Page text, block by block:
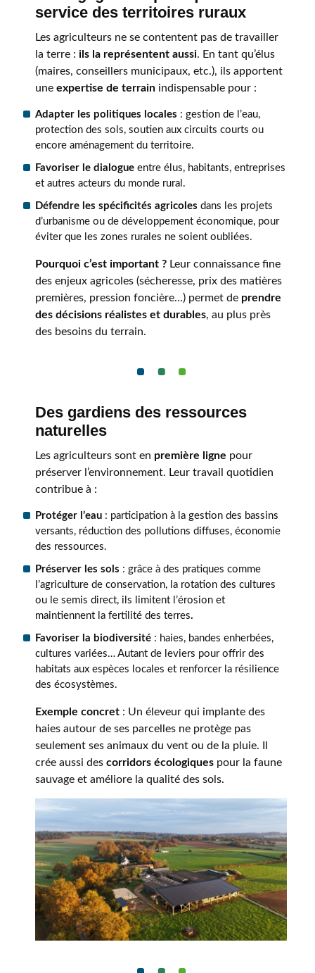
service des territoires ruraux
Les agriculteurs ne se contentent pas de travailler
la terre : ils la représentent aussi. En tant qu’élus
(maires, conseillers municipaux, etc.), ils apportent
une expertise de terrain indispensable pour :
Adapter les politiques locales : gestion de l’eau,
protection des sols, soutien aux circuits courts ou
encore aménagement du territoire.
Favoriser le dialogue entre élus, habitants, entreprises
et autres acteurs du monde rural.
Défendre les spécificités agricoles dans les projets
d’urbanisme ou de développement économique, pour
éviter que les zones rurales ne soient oubliées.
Pourquoi c’est important ? Leur connaissance fine
des enjeux agricoles (sécheresse, prix des matières
premières, pression foncière…) permet de prendre
des décisions réalistes et durables, au plus près
des besoins du terrain.
Des gardiens des ressources
naturelles
Les agriculteurs sont en première ligne pour
préserver l’environnement. Leur travail quotidien
contribue à :
Protéger l’eau : participation à la gestion des bassins
versants, réduction des pollutions diffuses, économie
des ressources.
Préserver les sols : grâce à des pratiques comme
l’agriculture de conservation, la rotation des cultures
ou le semis direct, ils limitent l’érosion et
maintiennent la fertilité des terres.
Favoriser la biodiversité : haies, bandes enherbées,
cultures variées… Autant de leviers pour offrir des
habitats aux espèces locales et renforcer la résilience
des écosystèmes.
Exemple concret : Un éleveur qui implante des
haies autour de ses parcelles ne protège pas
seulement ses animaux du vent ou de la pluie. Il
crée aussi des corridors écologiques pour la faune
sauvage et améliore la qualité des sols.